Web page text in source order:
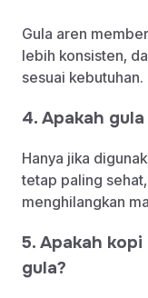
Gula aren
lebih konsisten,
sesuai kebutuhan.
4. Apakah
Hanya jika
tetap paling
menghilangkan
5. Apakah
gula?